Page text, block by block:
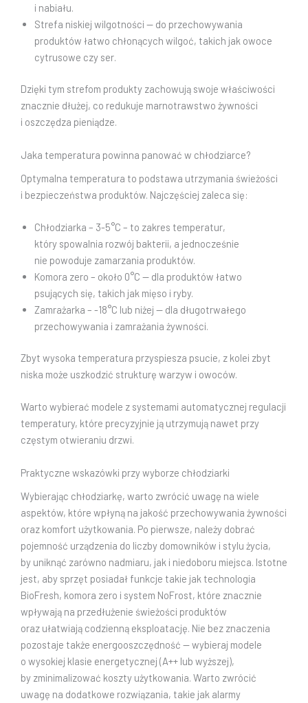
i nabiału.
Strefa niskiej wilgotności — do przechowywania
produktów łatwo chłonących wilgoć, takich jak owoce
cytrusowe czy ser.
Dzięki tym strefom produkty zachowują swoje właściwości
znacznie dłużej, co redukuje marnotrawstwo żywności
i oszczędza pieniądze.
Jaka temperatura powinna panować w chłodziarce?
Optymalna temperatura to podstawa utrzymania świeżości
i bezpieczeństwa produktów. Najczęściej zaleca się:
Chłodziarka – 3-5°C – to zakres temperatur,
który spowalnia rozwój bakterii, a jednocześnie
nie powoduje zamarzania produktów.
Komora zero – około 0°C — dla produktów łatwo
psujących się, takich jak mięso i ryby.
Zamrażarka – -18°C lub niżej — dla długotrwałego
przechowywania i zamrażania żywności.
Zbyt wysoka temperatura przyspiesza psucie, z kolei zbyt
niska może uszkodzić strukturę warzyw i owoców.
Warto wybierać modele z systemami automatycznej regulacji
temperatury, które precyzyjnie ją utrzymują nawet przy
częstym otwieraniu drzwi.
Praktyczne wskazówki przy wyborze chłodziarki
Wybierając chłodziarkę, warto zwrócić uwagę na wiele
aspektów, które wpłyną na jakość przechowywania żywności
oraz komfort użytkowania. Po pierwsze, należy dobrać
pojemność urządzenia do liczby domowników i stylu życia,
by uniknąć zarówno nadmiaru, jak i niedoboru miejsca. Istotne
jest, aby sprzęt posiadał funkcje takie jak technologia
BioFresh, komora zero i system NoFrost, które znacznie
wpływają na przedłużenie świeżości produktów
oraz ułatwiają codzienną eksploatację. Nie bez znaczenia
pozostaje także energooszczędność — wybieraj modele
o wysokiej klasie energetycznej (A++ lub wyższej),
by zminimalizować koszty użytkowania. Warto zwrócić
uwagę na dodatkowe rozwiązania, takie jak alarmy